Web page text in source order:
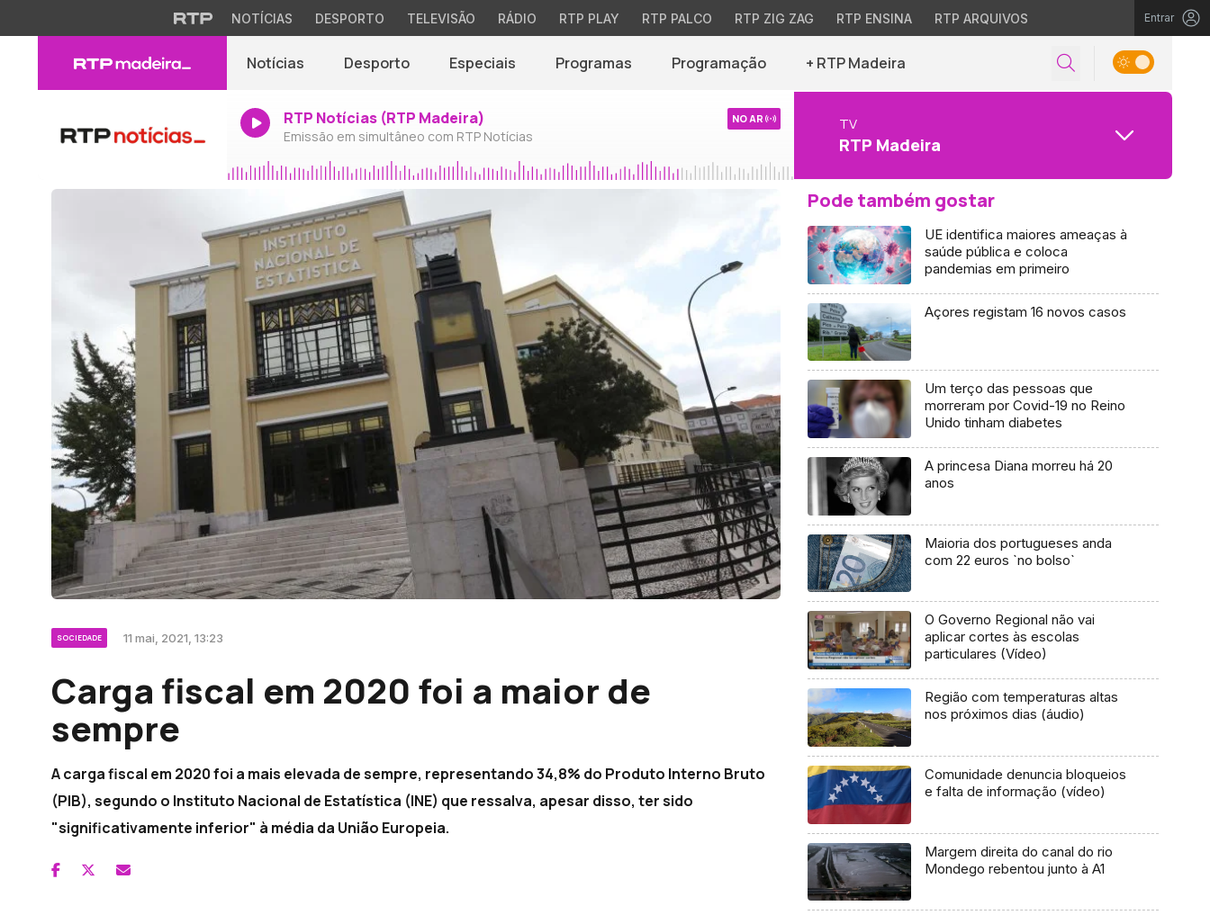
NOTÍCIAS DESPORTO TELEVISÃO RÁDIO RTP PLAY RTP PALCO RTP ZIG ZAG RTP ENSINA RTP ARQUIVOS Entrar
Notícias Desporto Especiais Programas Programação + RTP Madeira
RTP Notícias (RTP Madeira)
Emissão em simultâneo com RTP Notícias
NO AR TV
RTP Madeira
SOCIEDADE 11 mai, 2021, 13:23
Carga fiscal em 2020 foi a maior de
sempre
A carga fiscal em 2020 foi a mais elevada de sempre, representando 34,8% do Produto Interno Bruto
(PIB), segundo o Instituto Nacional de Estatística (INE) que ressalva, apesar disso, ter sido
"significativamente inferior" à média da União Europeia.
Pode também gostar
UE identifica maiores ameaças à
saúde pública e coloca
pandemias em primeiro
Açores registam 16 novos casos
Um terço das pessoas que
morreram por Covid-19 no Reino
Unido tinham diabetes
A princesa Diana morreu há 20
anos
Maioria dos portugueses anda
com 22 euros `no bolso`
O Governo Regional não vai
aplicar cortes às escolas
particulares (Vídeo)
Região com temperaturas altas
nos próximos dias (áudio)
Comunidade denuncia bloqueios
e falta de informação (vídeo)
Margem direita do canal do rio
Mondego rebentou junto à A1